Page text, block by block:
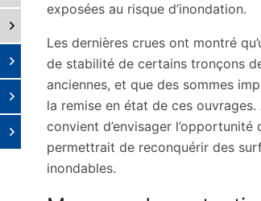
exposées au risque d’inondation.
Les dernières crues ont montré
de stabilité de certains tronçons
anciennes, et que des sommes
la remise en état de ces
convient d’envisager l’opportunité
permettrait de reconquérir des
inondables.